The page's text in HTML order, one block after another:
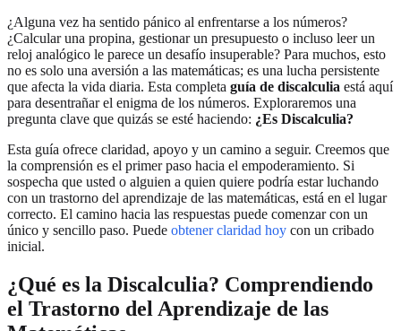
¿Alguna vez ha sentido pánico al enfrentarse a los números?
¿Calcular una propina, gestionar un presupuesto o incluso leer un
reloj analógico le parece un desafío insuperable? Para muchos, esto
no es solo una aversión a las matemáticas; es una lucha persistente
que afecta la vida diaria. Esta completa guía de discalculia está aquí
para desentrañar el enigma de los números. Exploraremos una
pregunta clave que quizás se esté haciendo: ¿Es Discalculia?
Esta guía ofrece claridad, apoyo y un camino a seguir. Creemos que
la comprensión es el primer paso hacia el empoderamiento. Si
sospecha que usted o alguien a quien quiere podría estar luchando
con un trastorno del aprendizaje de las matemáticas, está en el lugar
correcto. El camino hacia las respuestas puede comenzar con un
único y sencillo paso. Puede obtener claridad hoy con un cribado
inicial.
¿Qué es la Discalculia? Comprendiendo
el Trastorno del Aprendizaje de las